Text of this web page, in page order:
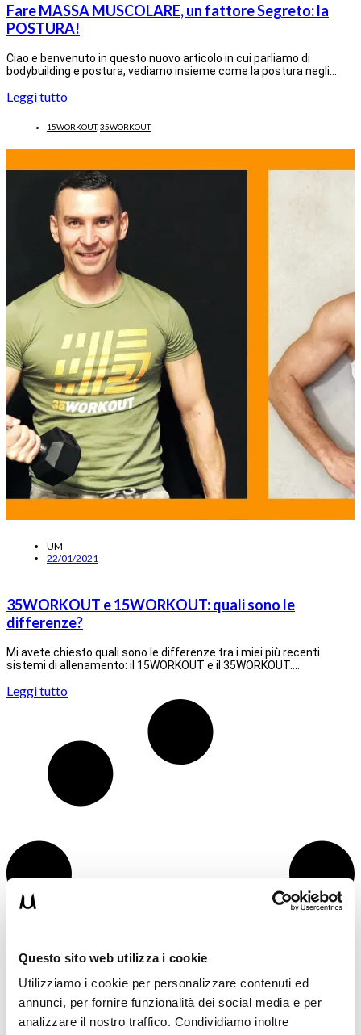
Questo sito web utilizza i cookie
Utilizziamo i cookie per personalizzare contenuti ed
annunci, per fornire funzionalità dei social media e per
analizzare il nostro traffico. Condividiamo inoltre
Fare MASSA MUSCOLARE, un fattore Segreto: la
POSTURA!
Ciao e benvenuto in questo nuovo articolo in cui parliamo di
bodybuilding e postura, vediamo insieme come la postura negli…
Leggi tutto
15WORKOUT,35WORKOUT
UM
22/01/2021
35WORKOUT e 15WORKOUT: quali sono le
differenze?
Mi avete chiesto quali sono le differenze tra i miei più recenti
sistemi di allenamento: il 15WORKOUT e il 35WORKOUT.…
Leggi tutto